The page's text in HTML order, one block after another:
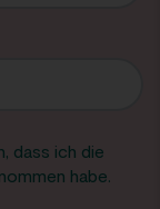
dass ich die
habe.